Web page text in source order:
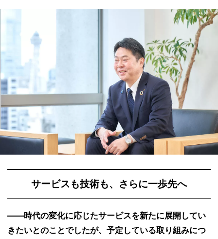
サービスも技術も、さらに一歩先へ
――時代の変化に応じたサービスを新たに展開してい
きたいとのことでしたが、予定している取り組みにつ